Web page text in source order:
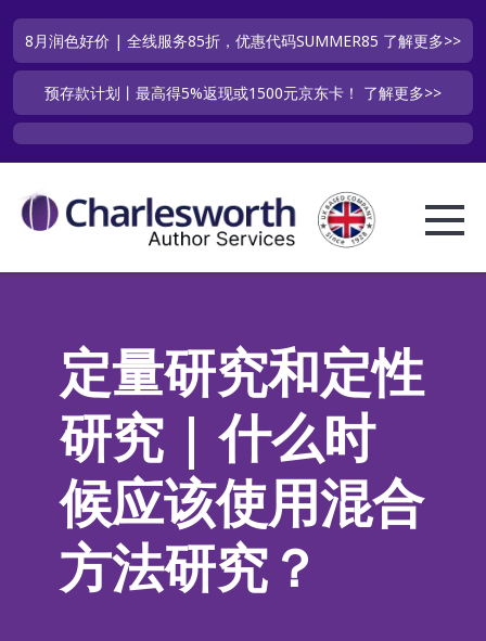
8月润色好价 | 全线服务85折，优惠代码SUMMER85 了解更多>>
预存款计划丨最高得5%返现或1500元京东卡！ 了解更多>>
定量研究和定性
研究 | 什么时
候应该使用混合
方法研究？